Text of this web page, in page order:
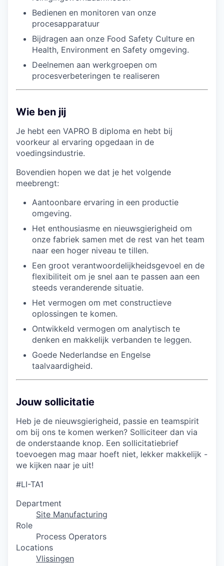
Bedienen en monitoren van onze
procesapparatuur
Bijdragen aan onze Food Safety Culture en
Health, Environment en Safety omgeving.
Deelnemen aan werkgroepen om
procesverbeteringen te realiseren
Wie ben jij
Je hebt een VAPRO B diploma en hebt bij
voorkeur al ervaring opgedaan in de
voedingsindustrie.
Bovendien hopen we dat je het volgende
meebrengt:
Aantoonbare ervaring in een productie
omgeving.
Het enthousiasme en nieuwsgierigheid om
onze fabriek samen met de rest van het team
naar een hoger niveau te tillen.
Een groot verantwoordelijkheidsgevoel en de
flexibiliteit om je snel aan te passen aan een
steeds veranderende situatie.
Het vermogen om met constructieve
oplossingen te komen.
Ontwikkeld vermogen om analytisch te
denken en makkelijk verbanden te leggen.
Goede Nederlandse en Engelse
taalvaardigheid.
Jouw sollicitatie
Heb je de nieuwsgierigheid, passie en teamspirit
om bij ons te komen werken? Solliciteer dan via
de onderstaande knop. Een sollicitatiebrief
toevoegen mag maar hoeft niet, lekker makkelijk -
we kijken naar je uit!
#LI-TA1
Department
Site Manufacturing
Role
Process Operators
Locations
Vlissingen